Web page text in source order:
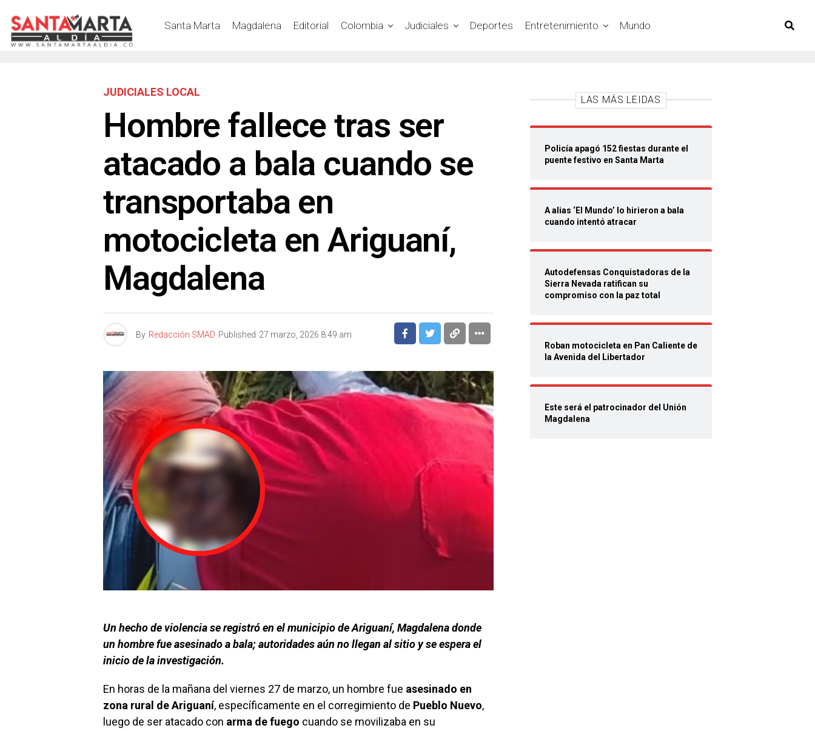
Santa Marta Magdalena Editorial Colombia Judiciales Deportes Entretenimiento Mundo
JUDICIALES LOCAL
Hombre fallece tras ser
atacado a bala cuando se
transportaba en
motocicleta en Ariguaní,
Magdalena
By Redacción SMAD Published 27 marzo, 2026 8:49 am
Un hecho de violencia se registró en el municipio de Ariguaní, Magdalena donde
un hombre fue asesinado a bala; autoridades aún no llegan al sitio y se espera el
inicio de la investigación.
En horas de la mañana del viernes 27 de marzo, un hombre fue asesinado en
zona rural de Ariguaní, específicamente en el corregimiento de Pueblo Nuevo,
luego de ser atacado con arma de fuego cuando se movilizaba en su
LAS MÁS LEIDAS
Policía apagó 152 fiestas durante el
puente festivo en Santa Marta
A alias ‘El Mundo’ lo hirieron a bala
cuando intentó atracar
Autodefensas Conquistadoras de la
Sierra Nevada ratifican su
compromiso con la paz total
Roban motocicleta en Pan Caliente de
la Avenida del Libertador
Este será el patrocinador del Unión
Magdalena